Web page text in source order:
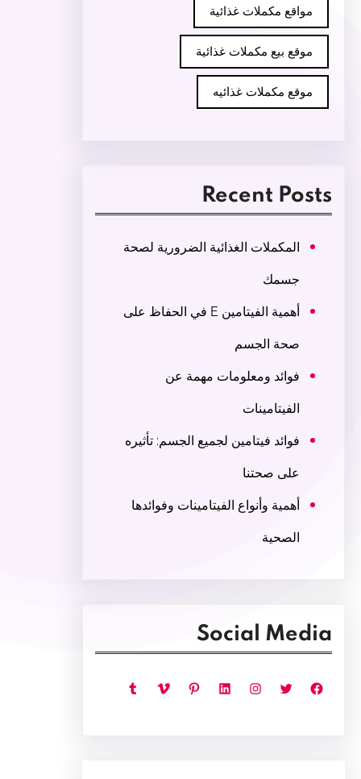
مواقع مكملات غذائية
موقع بيع مكملات غذائية
موقع مكملات غذائيه
Recent Posts
المكملات الغذائية الضرورية لصحة
جسمك
أهمية الفيتامين E في الحفاظ على
صحة الجسم
فوائد ومعلومات مهمة عن
الفيتامينات
فوائد فيتامين لجميع الجسم: تأثيره
على صحتنا
أهمية وأنواع الفيتامينات وفوائدها
الصحية
Social Media
فيسبوك تويتر إنستجرام لينكد إن بينتريست فيميو تمبلر